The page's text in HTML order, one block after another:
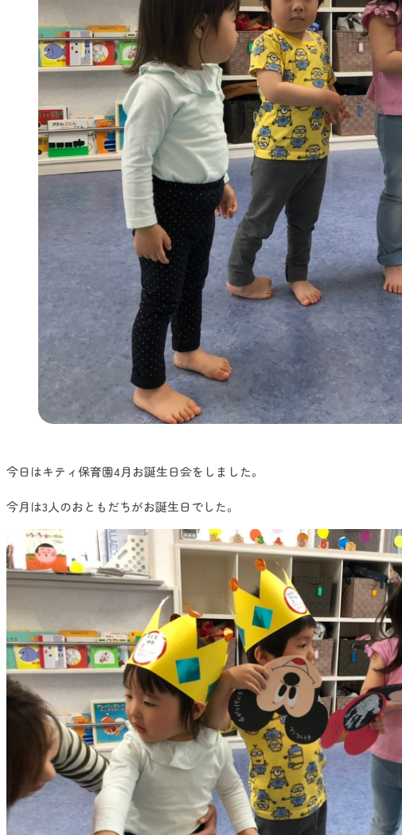
今日はキティ保育園4月お誕生日会をしました。
今月は3人のおともだちがお誕生日でした。